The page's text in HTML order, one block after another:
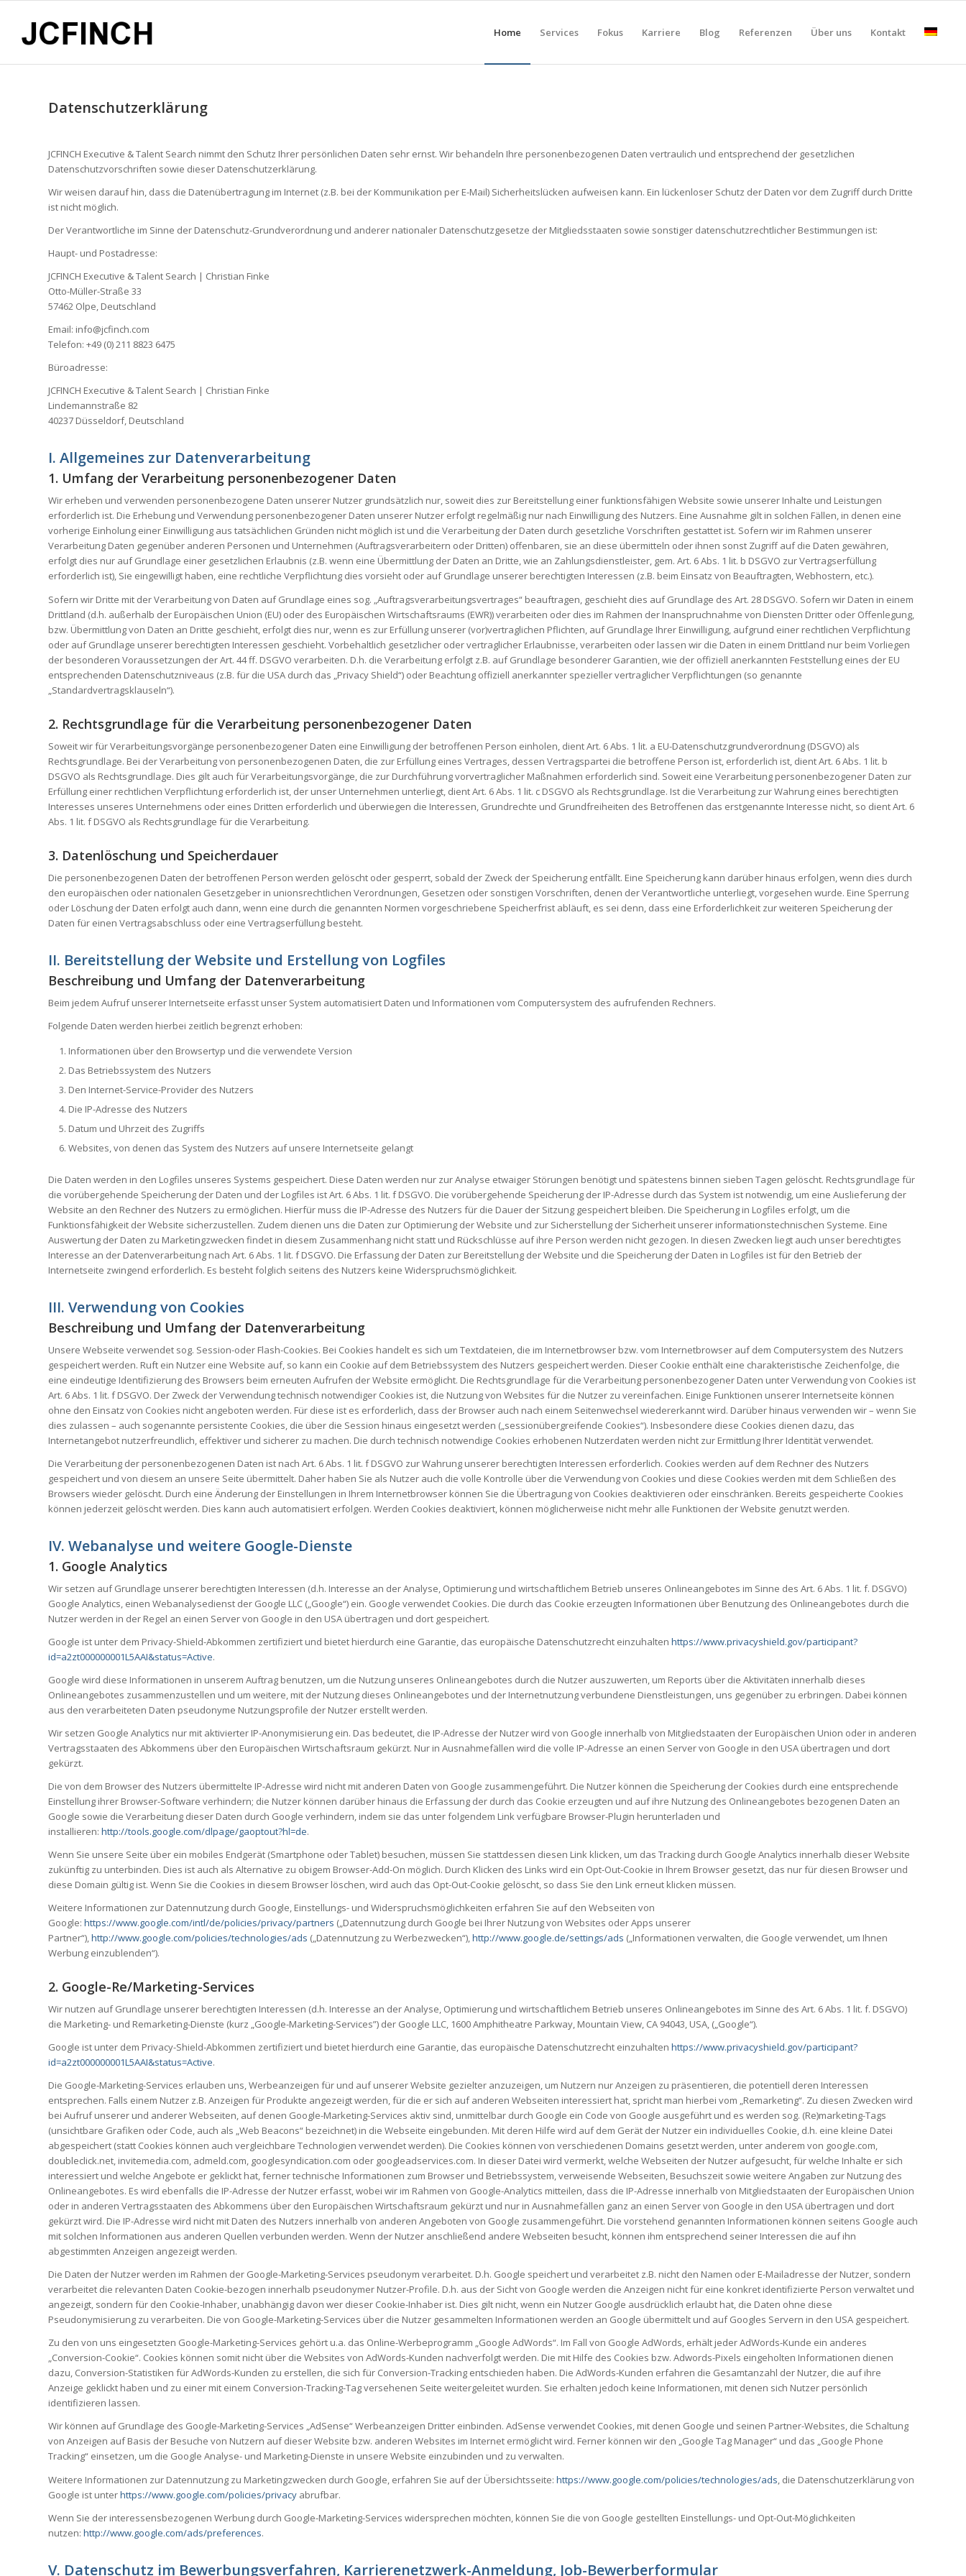
Home Services Fokus Karriere Blog Referenzen Über uns Kontakt
Datenschutzerklärung
JCFINCH Executive & Talent Search nimmt den Schutz Ihrer persönlichen Daten sehr ernst. Wir behandeln Ihre personenbezogenen Daten vertraulich und entsprechend der gesetzlichen
Datenschutzvorschriften sowie dieser Datenschutzerklärung.
Wir weisen darauf hin, dass die Datenübertragung im Internet (z.B. bei der Kommunikation per E-Mail) Sicherheitslücken aufweisen kann. Ein lückenloser Schutz der Daten vor dem Zugriff durch Dritte
ist nicht möglich.
Der Verantwortliche im Sinne der Datenschutz-Grundverordnung und anderer nationaler Datenschutzgesetze der Mitgliedsstaaten sowie sonstiger datenschutzrechtlicher Bestimmungen ist:
Haupt- und Postadresse:
JCFINCH Executive & Talent Search | Christian Finke
Otto-Müller-Straße 33
57462 Olpe, Deutschland
Email: info@jcfinch.com
Telefon: +49 (0) 211 8823 6475
Büroadresse:
JCFINCH Executive & Talent Search | Christian Finke
Lindemannstraße 82
40237 Düsseldorf, Deutschland
I. Allgemeines zur Datenverarbeitung
1. Umfang der Verarbeitung personenbezogener Daten
Wir erheben und verwenden personenbezogene Daten unserer Nutzer grundsätzlich nur, soweit dies zur Bereitstellung einer funktionsfähigen Website sowie unserer Inhalte und Leistungen
erforderlich ist. Die Erhebung und Verwendung personenbezogener Daten unserer Nutzer erfolgt regelmäßig nur nach Einwilligung des Nutzers. Eine Ausnahme gilt in solchen Fällen, in denen eine
vorherige Einholung einer Einwilligung aus tatsächlichen Gründen nicht möglich ist und die Verarbeitung der Daten durch gesetzliche Vorschriften gestattet ist. Sofern wir im Rahmen unserer
Verarbeitung Daten gegenüber anderen Personen und Unternehmen (Auftragsverarbeitern oder Dritten) offenbaren, sie an diese übermitteln oder ihnen sonst Zugriff auf die Daten gewähren,
erfolgt dies nur auf Grundlage einer gesetzlichen Erlaubnis (z.B. wenn eine Übermittlung der Daten an Dritte, wie an Zahlungsdienstleister, gem. Art. 6 Abs. 1 lit. b DSGVO zur Vertragserfüllung
erforderlich ist), Sie eingewilligt haben, eine rechtliche Verpflichtung dies vorsieht oder auf Grundlage unserer berechtigten Interessen (z.B. beim Einsatz von Beauftragten, Webhostern, etc.).
Sofern wir Dritte mit der Verarbeitung von Daten auf Grundlage eines sog. „Auftragsverarbeitungsvertrages“ beauftragen, geschieht dies auf Grundlage des Art. 28 DSGVO. Sofern wir Daten in einem
Drittland (d.h. außerhalb der Europäischen Union (EU) oder des Europäischen Wirtschaftsraums (EWR)) verarbeiten oder dies im Rahmen der Inanspruchnahme von Diensten Dritter oder Offenlegung,
bzw. Übermittlung von Daten an Dritte geschieht, erfolgt dies nur, wenn es zur Erfüllung unserer (vor)vertraglichen Pflichten, auf Grundlage Ihrer Einwilligung, aufgrund einer rechtlichen Verpflichtung
oder auf Grundlage unserer berechtigten Interessen geschieht. Vorbehaltlich gesetzlicher oder vertraglicher Erlaubnisse, verarbeiten oder lassen wir die Daten in einem Drittland nur beim Vorliegen
der besonderen Voraussetzungen der Art. 44 ff. DSGVO verarbeiten. D.h. die Verarbeitung erfolgt z.B. auf Grundlage besonderer Garantien, wie der offiziell anerkannten Feststellung eines der EU
entsprechenden Datenschutzniveaus (z.B. für die USA durch das „Privacy Shield“) oder Beachtung offiziell anerkannter spezieller vertraglicher Verpflichtungen (so genannte
„Standardvertragsklauseln“).
2. Rechtsgrundlage für die Verarbeitung personenbezogener Daten
Soweit wir für Verarbeitungsvorgänge personenbezogener Daten eine Einwilligung der betroffenen Person einholen, dient Art. 6 Abs. 1 lit. a EU-Datenschutzgrundverordnung (DSGVO) als
Rechtsgrundlage. Bei der Verarbeitung von personenbezogenen Daten, die zur Erfüllung eines Vertrages, dessen Vertragspartei die betroffene Person ist, erforderlich ist, dient Art. 6 Abs. 1 lit. b
DSGVO als Rechtsgrundlage. Dies gilt auch für Verarbeitungsvorgänge, die zur Durchführung vorvertraglicher Maßnahmen erforderlich sind. Soweit eine Verarbeitung personenbezogener Daten zur
Erfüllung einer rechtlichen Verpflichtung erforderlich ist, der unser Unternehmen unterliegt, dient Art. 6 Abs. 1 lit. c DSGVO als Rechtsgrundlage. Ist die Verarbeitung zur Wahrung eines berechtigten
Interesses unseres Unternehmens oder eines Dritten erforderlich und überwiegen die Interessen, Grundrechte und Grundfreiheiten des Betroffenen das erstgenannte Interesse nicht, so dient Art. 6
Abs. 1 lit. f DSGVO als Rechtsgrundlage für die Verarbeitung.
3. Datenlöschung und Speicherdauer
Die personenbezogenen Daten der betroffenen Person werden gelöscht oder gesperrt, sobald der Zweck der Speicherung entfällt. Eine Speicherung kann darüber hinaus erfolgen, wenn dies durch
den europäischen oder nationalen Gesetzgeber in unionsrechtlichen Verordnungen, Gesetzen oder sonstigen Vorschriften, denen der Verantwortliche unterliegt, vorgesehen wurde. Eine Sperrung
oder Löschung der Daten erfolgt auch dann, wenn eine durch die genannten Normen vorgeschriebene Speicherfrist abläuft, es sei denn, dass eine Erforderlichkeit zur weiteren Speicherung der
Daten für einen Vertragsabschluss oder eine Vertragserfüllung besteht.
II. Bereitstellung der Website und Erstellung von Logfiles
Beschreibung und Umfang der Datenverarbeitung
Beim jedem Aufruf unserer Internetseite erfasst unser System automatisiert Daten und Informationen vom Computersystem des aufrufenden Rechners.
Folgende Daten werden hierbei zeitlich begrenzt erhoben:
Informationen über den Browsertyp und die verwendete Version
Das Betriebssystem des Nutzers
Den Internet-Service-Provider des Nutzers
Die IP-Adresse des Nutzers
Datum und Uhrzeit des Zugriffs
Websites, von denen das System des Nutzers auf unsere Internetseite gelangt
Die Daten werden in den Logfiles unseres Systems gespeichert. Diese Daten werden nur zur Analyse etwaiger Störungen benötigt und spätestens binnen sieben Tagen gelöscht. Rechtsgrundlage für
die vorübergehende Speicherung der Daten und der Logfiles ist Art. 6 Abs. 1 lit. f DSGVO. Die vorübergehende Speicherung der IP-Adresse durch das System ist notwendig, um eine Auslieferung der
Website an den Rechner des Nutzers zu ermöglichen. Hierfür muss die IP-Adresse des Nutzers für die Dauer der Sitzung gespeichert bleiben. Die Speicherung in Logfiles erfolgt, um die
Funktionsfähigkeit der Website sicherzustellen. Zudem dienen uns die Daten zur Optimierung der Website und zur Sicherstellung der Sicherheit unserer informationstechnischen Systeme. Eine
Auswertung der Daten zu Marketingzwecken findet in diesem Zusammenhang nicht statt und Rückschlüsse auf ihre Person werden nicht gezogen. In diesen Zwecken liegt auch unser berechtigtes
Interesse an der Datenverarbeitung nach Art. 6 Abs. 1 lit. f DSGVO. Die Erfassung der Daten zur Bereitstellung der Website und die Speicherung der Daten in Logfiles ist für den Betrieb der
Internetseite zwingend erforderlich. Es besteht folglich seitens des Nutzers keine Widerspruchsmöglichkeit.
III. Verwendung von Cookies
Beschreibung und Umfang der Datenverarbeitung
Unsere Webseite verwendet sog. Session-oder Flash-Cookies. Bei Cookies handelt es sich um Textdateien, die im Internetbrowser bzw. vom Internetbrowser auf dem Computersystem des Nutzers
gespeichert werden. Ruft ein Nutzer eine Website auf, so kann ein Cookie auf dem Betriebssystem des Nutzers gespeichert werden. Dieser Cookie enthält eine charakteristische Zeichenfolge, die
eine eindeutige Identifizierung des Browsers beim erneuten Aufrufen der Website ermöglicht. Die Rechtsgrundlage für die Verarbeitung personenbezogener Daten unter Verwendung von Cookies ist
Art. 6 Abs. 1 lit. f DSGVO. Der Zweck der Verwendung technisch notwendiger Cookies ist, die Nutzung von Websites für die Nutzer zu vereinfachen. Einige Funktionen unserer Internetseite können
ohne den Einsatz von Cookies nicht angeboten werden. Für diese ist es erforderlich, dass der Browser auch nach einem Seitenwechsel wiedererkannt wird. Darüber hinaus verwenden wir – wenn Sie
dies zulassen – auch sogenannte persistente Cookies, die über die Session hinaus eingesetzt werden („sessionübergreifende Cookies“). Insbesondere diese Cookies dienen dazu, das
Internetangebot nutzerfreundlich, effektiver und sicherer zu machen. Die durch technisch notwendige Cookies erhobenen Nutzerdaten werden nicht zur Ermittlung Ihrer Identität verwendet.
Die Verarbeitung der personenbezogenen Daten ist nach Art. 6 Abs. 1 lit. f DSGVO zur Wahrung unserer berechtigten Interessen erforderlich. Cookies werden auf dem Rechner des Nutzers
gespeichert und von diesem an unsere Seite übermittelt. Daher haben Sie als Nutzer auch die volle Kontrolle über die Verwendung von Cookies und diese Cookies werden mit dem Schließen des
Browsers wieder gelöscht. Durch eine Änderung der Einstellungen in Ihrem Internetbrowser können Sie die Übertragung von Cookies deaktivieren oder einschränken. Bereits gespeicherte Cookies
können jederzeit gelöscht werden. Dies kann auch automatisiert erfolgen. Werden Cookies deaktiviert, können möglicherweise nicht mehr alle Funktionen der Website genutzt werden.
IV. Webanalyse und weitere Google-Dienste
1. Google Analytics
Wir setzen auf Grundlage unserer berechtigten Interessen (d.h. Interesse an der Analyse, Optimierung und wirtschaftlichem Betrieb unseres Onlineangebotes im Sinne des Art. 6 Abs. 1 lit. f. DSGVO)
Google Analytics, einen Webanalysedienst der Google LLC („Google“) ein. Google verwendet Cookies. Die durch das Cookie erzeugten Informationen über Benutzung des Onlineangebotes durch die
Nutzer werden in der Regel an einen Server von Google in den USA übertragen und dort gespeichert.
Google ist unter dem Privacy-Shield-Abkommen zertifiziert und bietet hierdurch eine Garantie, das europäische Datenschutzrecht einzuhalten https://www.privacyshield.gov/participant?
id=a2zt000000001L5AAI&status=Active.
Google wird diese Informationen in unserem Auftrag benutzen, um die Nutzung unseres Onlineangebotes durch die Nutzer auszuwerten, um Reports über die Aktivitäten innerhalb dieses
Onlineangebotes zusammenzustellen und um weitere, mit der Nutzung dieses Onlineangebotes und der Internetnutzung verbundene Dienstleistungen, uns gegenüber zu erbringen. Dabei können
aus den verarbeiteten Daten pseudonyme Nutzungsprofile der Nutzer erstellt werden.
Wir setzen Google Analytics nur mit aktivierter IP-Anonymisierung ein. Das bedeutet, die IP-Adresse der Nutzer wird von Google innerhalb von Mitgliedstaaten der Europäischen Union oder in anderen
Vertragsstaaten des Abkommens über den Europäischen Wirtschaftsraum gekürzt. Nur in Ausnahmefällen wird die volle IP-Adresse an einen Server von Google in den USA übertragen und dort
gekürzt.
Die von dem Browser des Nutzers übermittelte IP-Adresse wird nicht mit anderen Daten von Google zusammengeführt. Die Nutzer können die Speicherung der Cookies durch eine entsprechende
Einstellung ihrer Browser-Software verhindern; die Nutzer können darüber hinaus die Erfassung der durch das Cookie erzeugten und auf ihre Nutzung des Onlineangebotes bezogenen Daten an
Google sowie die Verarbeitung dieser Daten durch Google verhindern, indem sie das unter folgendem Link verfügbare Browser-Plugin herunterladen und
installieren: http://tools.google.com/dlpage/gaoptout?hl=de.
Wenn Sie unsere Seite über ein mobiles Endgerät (Smartphone oder Tablet) besuchen, müssen Sie stattdessen diesen Link klicken, um das Tracking durch Google Analytics innerhalb dieser Website
zukünftig zu unterbinden. Dies ist auch als Alternative zu obigem Browser-Add-On möglich. Durch Klicken des Links wird ein Opt-Out-Cookie in Ihrem Browser gesetzt, das nur für diesen Browser und
diese Domain gültig ist. Wenn Sie die Cookies in diesem Browser löschen, wird auch das Opt-Out-Cookie gelöscht, so dass Sie den Link erneut klicken müssen.
Weitere Informationen zur Datennutzung durch Google, Einstellungs- und Widerspruchsmöglichkeiten erfahren Sie auf den Webseiten von
Google: https://www.google.com/intl/de/policies/privacy/partners („Datennutzung durch Google bei Ihrer Nutzung von Websites oder Apps unserer
Partner“),http://www.google.com/policies/technologies/ads („Datennutzung zu Werbezwecken“),http://www.google.de/settings/ads („Informationen verwalten, die Google verwendet, um Ihnen
Werbung einzublenden“).
2. Google-Re/Marketing-Services
Wir nutzen auf Grundlage unserer berechtigten Interessen (d.h. Interesse an der Analyse, Optimierung und wirtschaftlichem Betrieb unseres Onlineangebotes im Sinne des Art. 6 Abs. 1 lit. f. DSGVO)
die Marketing- und Remarketing-Dienste (kurz „Google-Marketing-Services”) der Google LLC, 1600 Amphitheatre Parkway, Mountain View, CA 94043, USA, („Google“).
Google ist unter dem Privacy-Shield-Abkommen zertifiziert und bietet hierdurch eine Garantie, das europäische Datenschutzrecht einzuhalten https://www.privacyshield.gov/participant?
id=a2zt000000001L5AAI&status=Active.
Die Google-Marketing-Services erlauben uns, Werbeanzeigen für und auf unserer Website gezielter anzuzeigen, um Nutzern nur Anzeigen zu präsentieren, die potentiell deren Interessen
entsprechen. Falls einem Nutzer z.B. Anzeigen für Produkte angezeigt werden, für die er sich auf anderen Webseiten interessiert hat, spricht man hierbei vom „Remarketing“. Zu diesen Zwecken wird
bei Aufruf unserer und anderer Webseiten, auf denen Google-Marketing-Services aktiv sind, unmittelbar durch Google ein Code von Google ausgeführt und es werden sog. (Re)marketing-Tags
(unsichtbare Grafiken oder Code, auch als „Web Beacons“ bezeichnet) in die Webseite eingebunden. Mit deren Hilfe wird auf dem Gerät der Nutzer ein individuelles Cookie, d.h. eine kleine Datei
abgespeichert (statt Cookies können auch vergleichbare Technologien verwendet werden). Die Cookies können von verschiedenen Domains gesetzt werden, unter anderem von google.com,
doubleclick.net, invitemedia.com, admeld.com, googlesyndication.com oder googleadservices.com. In dieser Datei wird vermerkt, welche Webseiten der Nutzer aufgesucht, für welche Inhalte er sich
interessiert und welche Angebote er geklickt hat, ferner technische Informationen zum Browser und Betriebssystem, verweisende Webseiten, Besuchszeit sowie weitere Angaben zur Nutzung des
Onlineangebotes. Es wird ebenfalls die IP-Adresse der Nutzer erfasst, wobei wir im Rahmen von Google-Analytics mitteilen, dass die IP-Adresse innerhalb von Mitgliedstaaten der Europäischen Union
oder in anderen Vertragsstaaten des Abkommens über den Europäischen Wirtschaftsraum gekürzt und nur in Ausnahmefällen ganz an einen Server von Google in den USA übertragen und dort
gekürzt wird. Die IP-Adresse wird nicht mit Daten des Nutzers innerhalb von anderen Angeboten von Google zusammengeführt. Die vorstehend genannten Informationen können seitens Google auch
mit solchen Informationen aus anderen Quellen verbunden werden. Wenn der Nutzer anschließend andere Webseiten besucht, können ihm entsprechend seiner Interessen die auf ihn
abgestimmten Anzeigen angezeigt werden.
Die Daten der Nutzer werden im Rahmen der Google-Marketing-Services pseudonym verarbeitet. D.h. Google speichert und verarbeitet z.B. nicht den Namen oder E-Mailadresse der Nutzer, sondern
verarbeitet die relevanten Daten Cookie-bezogen innerhalb pseudonymer Nutzer-Profile. D.h. aus der Sicht von Google werden die Anzeigen nicht für eine konkret identifizierte Person verwaltet und
angezeigt, sondern für den Cookie-Inhaber, unabhängig davon wer dieser Cookie-Inhaber ist. Dies gilt nicht, wenn ein Nutzer Google ausdrücklich erlaubt hat, die Daten ohne diese
Pseudonymisierung zu verarbeiten. Die von Google-Marketing-Services über die Nutzer gesammelten Informationen werden an Google übermittelt und auf Googles Servern in den USA gespeichert.
Zu den von uns eingesetzten Google-Marketing-Services gehört u.a. das Online-Werbeprogramm „Google AdWords“. Im Fall von Google AdWords, erhält jeder AdWords-Kunde ein anderes
„Conversion-Cookie“. Cookies können somit nicht über die Websites von AdWords-Kunden nachverfolgt werden. Die mit Hilfe des Cookies bzw. Adwords-Pixels eingeholten Informationen dienen
dazu, Conversion-Statistiken für AdWords-Kunden zu erstellen, die sich für Conversion-Tracking entschieden haben. Die AdWords-Kunden erfahren die Gesamtanzahl der Nutzer, die auf ihre
Anzeige geklickt haben und zu einer mit einem Conversion-Tracking-Tag versehenen Seite weitergeleitet wurden. Sie erhalten jedoch keine Informationen, mit denen sich Nutzer persönlich
identifizieren lassen.
Wir können auf Grundlage des Google-Marketing-Services „AdSense“ Werbeanzeigen Dritter einbinden. AdSense verwendet Cookies, mit denen Google und seinen Partner-Websites, die Schaltung
von Anzeigen auf Basis der Besuche von Nutzern auf dieser Website bzw. anderen Websites im Internet ermöglicht wird. Ferner können wir den „Google Tag Manager“ und das „Google Phone
Tracking“ einsetzen, um die Google Analyse- und Marketing-Dienste in unsere Website einzubinden und zu verwalten.
Weitere Informationen zur Datennutzung zu Marketingzwecken durch Google, erfahren Sie auf der Übersichtsseite: https://www.google.com/policies/technologies/ads , die Datenschutzerklärung von
Google ist unterhttps://www.google.com/policies/privacy abrufbar.
Wenn Sie der interessensbezogenen Werbung durch Google-Marketing-Services widersprechen möchten, können Sie die von Google gestellten Einstellungs- und Opt-Out-Möglichkeiten
nutzen: http://www.google.com/ads/preferences.
V. Datenschutz im Bewerbungsverfahren, Karrierenetzwerk-Anmeldung, Job-Bewerberformular